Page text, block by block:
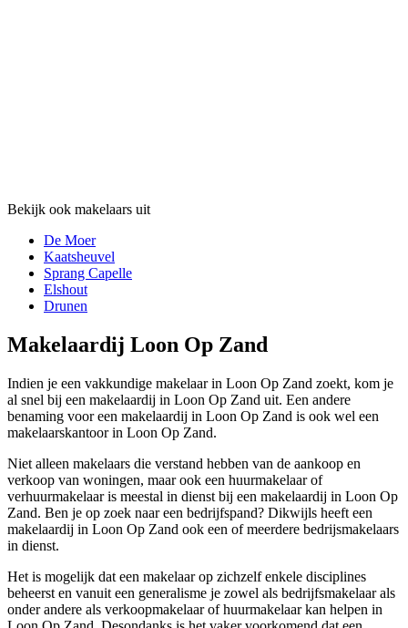
Bekijk ook makelaars uit
De Moer
Kaatsheuvel
Sprang Capelle
Elshout
Drunen
Makelaardij Loon Op Zand
Indien je een vakkundige makelaar in Loon Op Zand zoekt, kom je
al snel bij een makelaardij in Loon Op Zand uit. Een andere
benaming voor een makelaardij in Loon Op Zand is ook wel een
makelaarskantoor in Loon Op Zand.
Niet alleen makelaars die verstand hebben van de aankoop en
verkoop van woningen, maar ook een huurmakelaar of
verhuurmakelaar is meestal in dienst bij een makelaardij in Loon Op
Zand. Ben je op zoek naar een bedrijfspand? Dikwijls heeft een
makelaardij in Loon Op Zand ook een of meerdere bedrijsmakelaars
in dienst.
Het is mogelijk dat een makelaar op zichzelf enkele disciplines
beheerst en vanuit een generalisme je zowel als bedrijfsmakelaar als
onder andere als verkoopmakelaar of huurmakelaar kan helpen in